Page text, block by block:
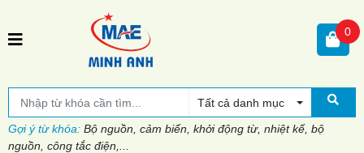
Tất cả danh mục
Gợi ý từ khóa: Bộ nguồn, cảm biến, khởi động từ, nhiệt kế, bộ
nguồn, công tắc điện,...
0